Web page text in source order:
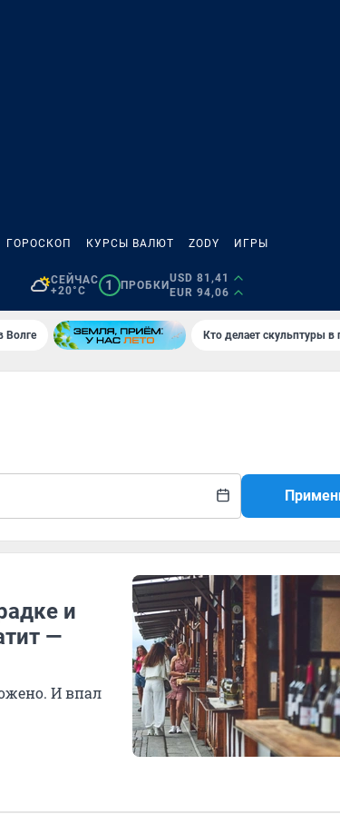
ГОРОСКОП КУРСЫ ВАЛЮТ ZODY ИГРЫ
СЕЙЧАС
+20°C
1 ПРОБКИ
USD 81,41
EUR 94,06
Волге Кто делает скульптуры в
и
—
И впал